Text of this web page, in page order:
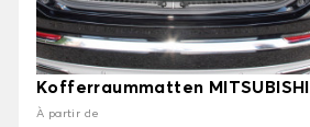
Kofferraummatten MITSUBISHI
À partir de